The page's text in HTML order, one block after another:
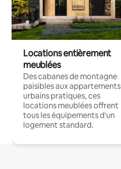
Locations entièrement
meublées
Des cabanes de montagne
paisibles aux appartements
urbains pratiques, ces
locations meublées offrent
tous les équipements d'un
logement standard.